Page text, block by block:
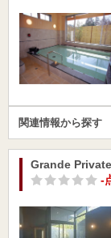
関連情報から探す
Grande
-